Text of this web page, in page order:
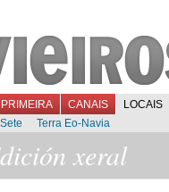
PRIMEIRA CANAIS LOCAIS
Terra Eo-Navia
xeral